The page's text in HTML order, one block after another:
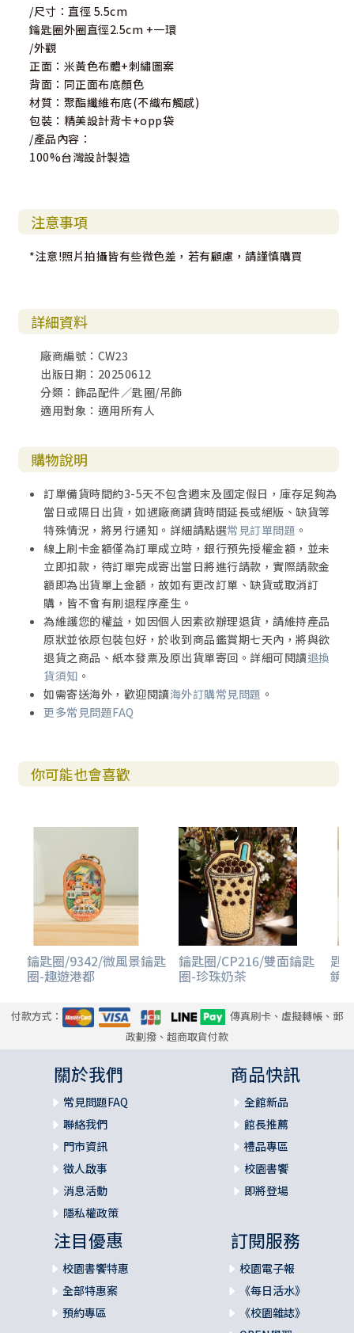
/尺寸：直徑 5.5cm
鑰匙圈外圈直徑2.5cm +一環
/外觀
正面：米黃色布體+刺繡圖案
背面：同正面布底顏色
材質：聚酯纖維布底(不織布觸感)
包裝：精美設計背卡+opp袋
/產品內容：
100%台灣設計製造
注意事項
*注意!照片拍攝皆有些微色差，若有顧慮，請謹慎購買
詳細資料
廠商編號：CW23
出版日期：20250612
分類：飾品配件／匙圈/吊飾
適用對象：適用所有人
購物說明
訂單備貨時間約3-5天不包含週末及國定假日，庫存足夠為
當日或隔日出貨，如遇廠商調貨時間延長或絕版、缺貨等
特殊情況，將另行通知。詳細請點選常見訂單問題 。
線上刷卡金額僅為訂單成立時，銀行預先授權金額，並未
立即扣款，待訂單完成寄出當日將進行請款，實際請款金
額即為出貨單上金額，故如有更改訂單、缺貨或取消訂
購，皆不會有刷退程序產生。
為維護您的權益，如因個人因素欲辦理退貨，請維持產品
原狀並依原包裝包好，於收到商品鑑賞期七天內，將與欲
退貨之商品、紙本發票及原出貨單寄回。詳細可閱讀退換
貨須知 。
如需寄送海外，歡迎閱讀海外訂購常見問題 。
更多常見問題FAQ
你可能也會喜歡
鑰匙圈/9342/微風景鑰匙
圈-趣遊港都
鑰匙圈/CP216/雙面鑰匙
圈-珍珠奶茶
匙
鏡-
付款方式：
傳真刷卡、虛擬轉帳、郵
政劃撥、超商取貨付款
關於我們
常見問題FAQ
聯絡我們
門市資訊
徵人啟事
消息活動
隱私權政策
商品快訊
全館新品
館長推薦
禮品專區
校園書饗
即將登場
注目優惠
校園書饗特惠
全部特惠案
預約專區
訂閱服務
校園電子報
《每日活水》
《校園雜誌》